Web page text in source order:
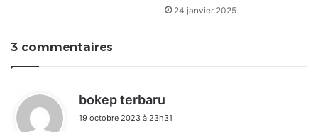
24 janvier 2025
3 commentaires
bokep terbaru
t
19 octobre 2023 à 23h31